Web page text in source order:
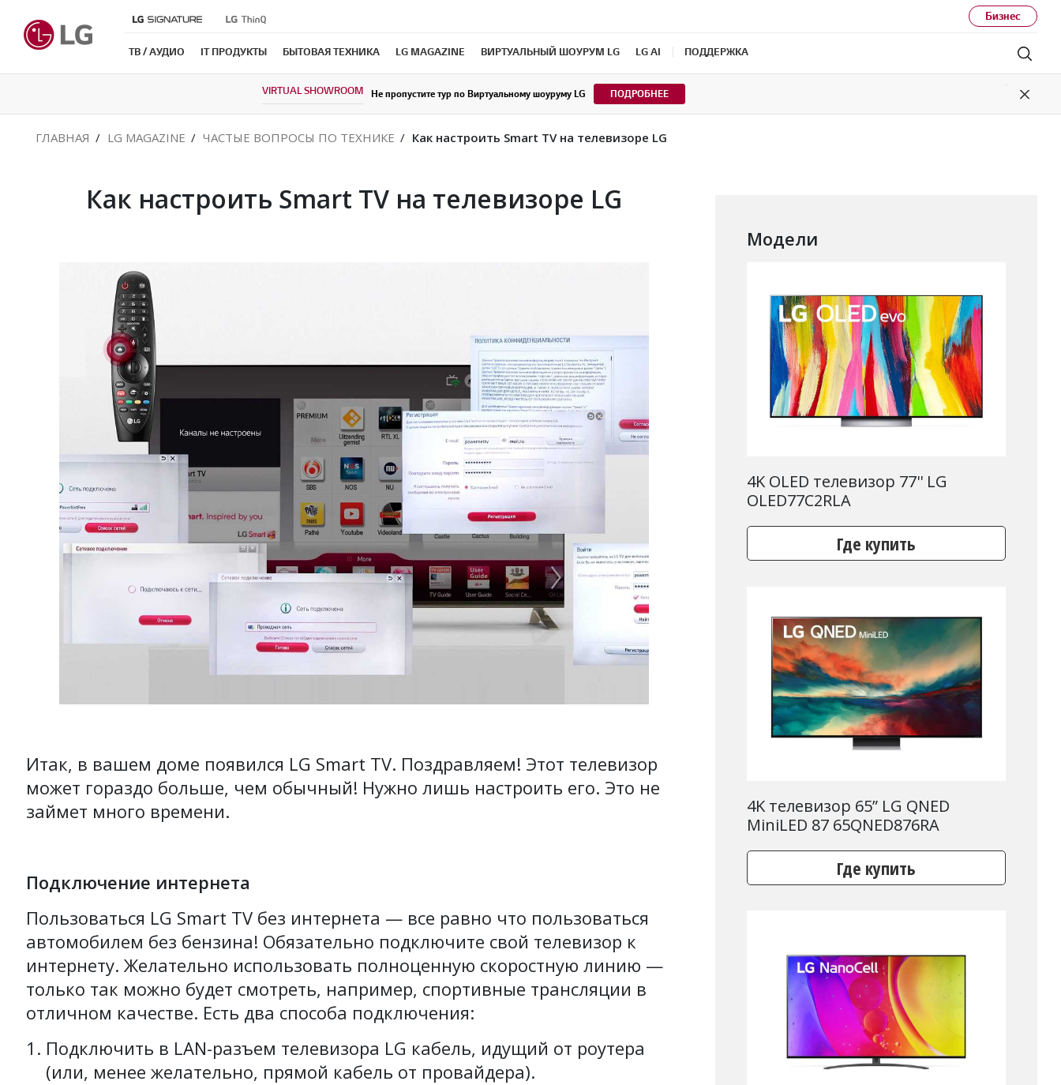
Бизнес
ТВ / АУДИО IT ПРОДУКТЫ БЫТОВАЯ ТЕХНИКА LG MAGAZINE ВИРТУАЛЬНЫЙ ШОУРУМ LG LG AI ПОДДЕРЖКА
VIRTUAL SHOWROOM Не пропустите тур по Виртуальному шоуруму LG ПОДРОБНЕЕ
Close
ГЛАВНАЯ LG MAGAZINE ЧАСТЫЕ ВОПРОСЫ ПО ТЕХНИКЕ Как настроить Smart TV на телевизоре LG
Как настроить Smart TV на телевизоре LG
Итак, в вашем доме появился LG Smart TV. Поздравляем! Этот телевизор
может гораздо больше, чем обычный! Нужно лишь настроить его. Это не
займет много времени.
Подключение интернета
Пользоваться LG Smart TV без интернета — все равно что пользоваться
автомобилем без бензина! Обязательно подключите свой телевизор к
интернету. Желательно использовать полноценную скоростную линию —
только так можно будет смотреть, например, спортивные трансляции в
отличном качестве. Есть два способа подключения:
Подключить в LAN-разъем телевизора LG кабель, идущий от роутера
(или, менее желательно, прямой кабель от провайдера).
Модели
4K OLED телевизор 77'' LG
OLED77C2RLA
Где купить
4K телевизор 65” LG QNED
MiniLED 87 65QNED876RA
Где купить